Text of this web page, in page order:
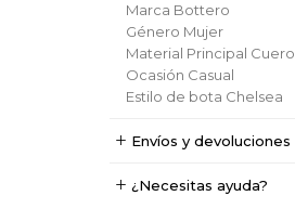
Marca Bottero
Género Mujer
Material Principal Cuero
Ocasión Casual
Estilo de bota Chelsea
Envíos y devoluciones
¿Necesitas ayuda?